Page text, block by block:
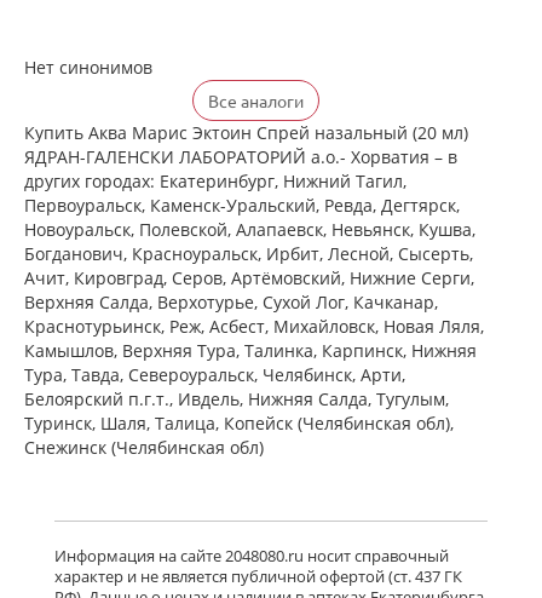
Нет синонимов
Все аналоги
Купить Аква Марис Эктоин Спрей назальный (20 мл)
ЯДРАН-ГАЛЕНСКИ ЛАБОРАТОРИЙ а.о.- Хорватия – в
других городах: Екатеринбург, Нижний Тагил,
Первоуральск, Каменск-Уральский, Ревда, Дегтярск,
Новоуральск, Полевской, Алапаевск, Невьянск, Кушва,
Богданович, Красноуральск, Ирбит, Лесной, Сысерть,
Ачит, Кировград, Серов, Артёмовский, Нижние Cерги,
Верхняя Салда, Верхотурье, Сухой Лог, Качканар,
Краснотурьинск, Реж, Асбест, Михайловск, Новая Ляля,
Камышлов, Верхняя Тура, Талинка, Карпинск, Нижняя
Тура, Тавда, Североуральск, Челябинск, Арти,
Белоярский п.г.т., Ивдель, Нижняя Салда, Тугулым,
Туринск, Шаля, Талица, Копейск (Челябинская обл),
Снежинск (Челябинская обл)
Информация на сайте 2048080.ru носит справочный
характер и не является публичной офертой (ст. 437 ГК